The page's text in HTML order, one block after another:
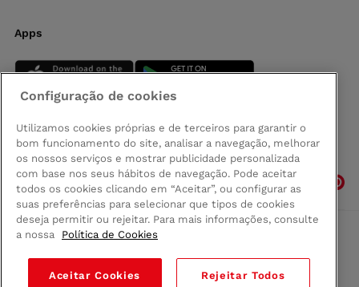
Apps
Siga-nos
Comprar na Madeira
Política de privacidad
Termos e Condições
Configuração de cookies
Utilizamos cookies próprias e de terceiros para garantir o
bom funcionamento do site, analisar a navegação, melhorar
os nossos serviços e mostrar publicidade personalizada
com base nos seus hábitos de navegação. Pode aceitar
todos os cookies clicando em “Aceitar”, ou configurar as
suas preferências para selecionar que tipos de cookies
deseja permitir ou rejeitar. Para mais informações, consulte
a nossa
Política de Cookies
Aceitar Cookies Rejeitar Todos